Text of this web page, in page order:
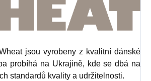
jsou vyrobeny z kvalitní dánské
probíhá na Ukrajině, kde se dbá na
standardů kvality a udržitelnosti.